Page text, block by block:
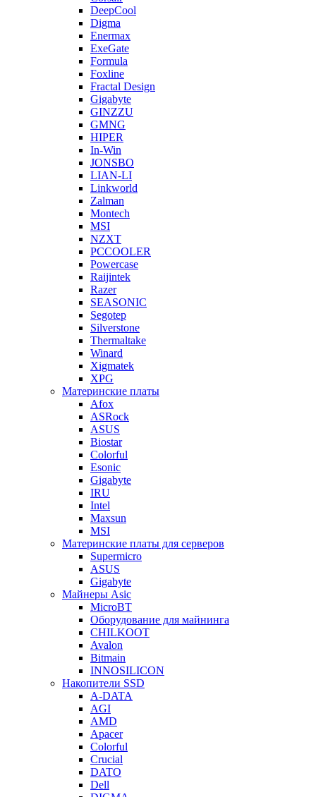
DeepCool
Digma
Enermax
ExeGate
Formula
Foxline
Fractal Design
Gigabyte
GINZZU
GMNG
HIPER
In-Win
JONSBO
LIAN-LI
Linkworld
Zalman
Montech
MSI
NZXT
PCCOOLER
Powercase
Raijintek
Razer
SEASONIC
Segotep
Silverstone
Thermaltake
Winard
Xigmatek
XPG
Материнские платы
Afox
ASRock
ASUS
Biostar
Colorful
Esonic
Gigabyte
IRU
Intel
Maxsun
MSI
Материнские платы для серверов
Supermicro
ASUS
Gigabyte
Майнеры Asic
MicroBT
Оборудование для майнинга
CHILKOOT
Avalon
Bitmain
INNOSILICON
Накопители SSD
A-DATA
AGI
AMD
Apacer
Colorful
Crucial
DATO
Dell